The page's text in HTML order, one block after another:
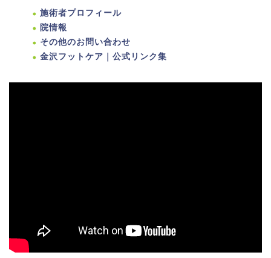
施術者プロフィール
院情報
その他のお問い合わせ
金沢フットケア｜公式リンク集